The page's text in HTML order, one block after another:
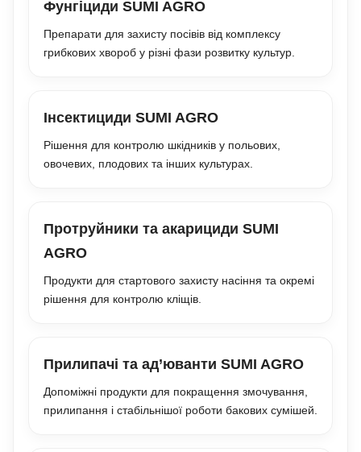
Фунгіциди SUMI AGRO
Препарати для захисту посівів від комплексу
грибкових хвороб у різні фази розвитку культур.
Інсектициди SUMI AGRO
Рішення для контролю шкідників у польових,
овочевих, плодових та інших культурах.
Протруйники та акарициди SUMI
AGRO
Продукти для стартового захисту насіння та окремі
рішення для контролю кліщів.
Прилипачі та ад’юванти SUMI AGRO
Допоміжні продукти для покращення змочування,
прилипання і стабільнішої роботи бакових сумішей.